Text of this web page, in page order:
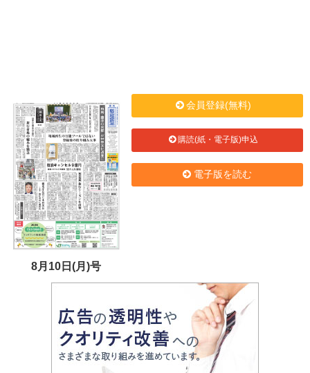
8月10日(月)号
会員登録(無料)
購読(紙・電子版)申込
電子版を読む